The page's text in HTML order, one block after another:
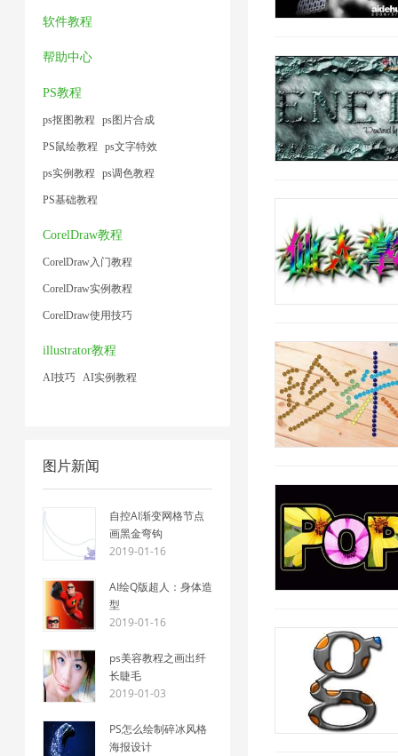
法
1
软件教程
帮助中心
PS教程
ps抠图教程 ps图片合成
PS鼠绘教程 ps文字特效
ps实例教程 ps调色教程
PS基础教程
CorelDraw教程
CorelDraw入门教程
CorelDraw实例教程
CorelDraw使用技巧
illustrator教程
AI技巧 AI实例教程
图片新闻
自控AI渐变网格节点
画黑金弯钩
2019-01-16
AI绘Q版超人：身体造
型
2019-01-16
ps美容教程之画出纤
长睫毛
2019-01-03
PS怎么绘制碎冰风格
海报设计